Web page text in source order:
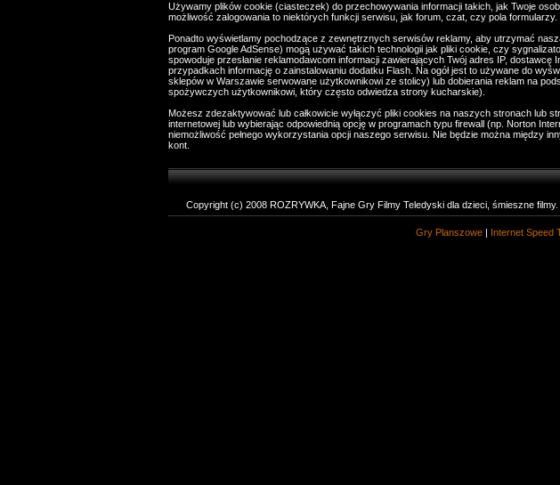
Używamy plików cookie (ciasteczek) do przechowywania informacji takich, jak Twoje
możliwość zalogowania to niektórych funkcji serwisu, jak forum, czat, czy pola formularzy.
Ponadto wyświetlamy pochodzące z zewnętrznych serwisów reklamy, aby utrzymać
program Google AdSense) mogą używać takich technologii jak pliki cookie, czy
spowoduje przesłanie reklamodawcom informacji zawierających Twój adres IP,
przypadkach informację o zainstalowaniu dodatku Flash. Na ogół jest to używane do
sklepów w Warszawie serwowane użytkownikowi ze stolicy) lub dobierania reklam na
spożywczych użytkownikowi, który często odwiedza strony kucharskie).
Możesz zdezaktywować lub całkowicie wyłączyć pliki cookies na naszych stronach lub
internetowej lub wybierając odpowiednią opcję w programach typu firewall (np. Norton
niemożliwość pełnego wykorzystania opcji naszego serwisu. Nie będzie można między
kont.
Copyright (c) 2008 ROZRYWKA, Fajne Gry Filmy Teledyski dla dzieci, śmieszne
Gry Planszowe | Internet Speed